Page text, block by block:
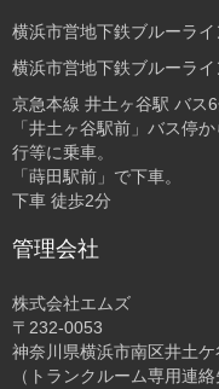
横浜市営地下鉄ブルーラ
横浜市営地下鉄ブルーラ
京急本線 井土ヶ谷駅 バス
「井土ヶ谷駅前」バス停
行等に乗車。
「蒔田駅前」で下車。
下車 徒歩2分
管理会社
株式会社エムズ
〒232-0053
神奈川県横浜市南区井土
（トランクルーム専用連絡